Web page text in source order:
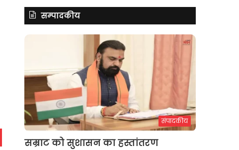
सम्पादकीय
संपादकीय
सम्राट को सुशासन का हस्तांतरण